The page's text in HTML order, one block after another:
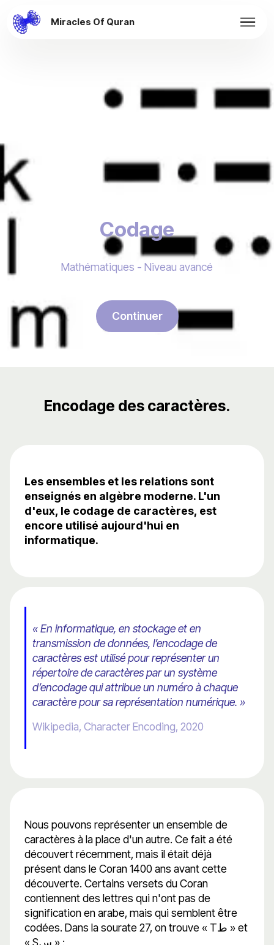
Miracles Of Quran
Codage
Mathématiques - Niveau avancé
Continuer
Encodage des caractères.
Les ensembles et les relations sont
enseignés en algèbre moderne. L'un
d'eux, le codage de caractères, est
encore utilisé aujourd'hui en
informatique.
« En informatique, en stockage et en
transmission de données, l’encodage de
caractères est utilisé pour représenter un
répertoire de caractères par un système
d’encodage qui attribue un numéro à chaque
caractère pour sa représentation numérique. »
Wikipedia, Character Encoding, 2020
Nous pouvons représenter un ensemble de
caractères à la place d'un autre. Ce fait a été
découvert récemment, mais il était déjà
présent dans le Coran 1400 ans avant cette
découverte. Certains versets du Coran
contiennent des lettres qui n'ont pas de
signification en arabe, mais qui semblent être
codées. Dans la sourate 27, on trouve « Tط » et
« Sس » :